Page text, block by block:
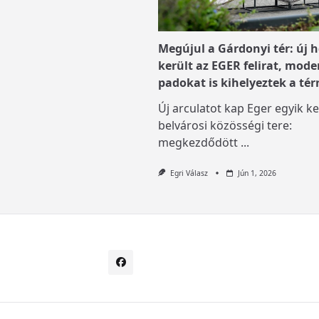
Megújul a Gárdonyi tér: új
került az EGER felirat,
padokat is kihelyeztek a
Új arculatot kap Eger egyik
belvárosi közösségi tere:
megkezdődött ...
Egri Válasz Jún 1, 2026